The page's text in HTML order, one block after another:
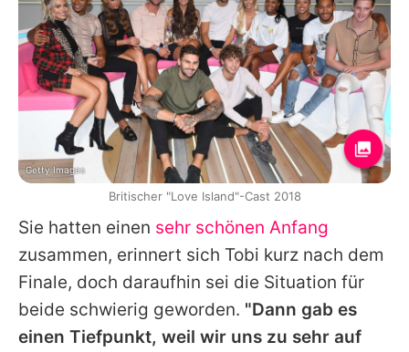
Sie hatten einen sehr schönen Anfang
zusammen, erinnert sich Tobi kurz nach dem
Finale, doch daraufhin sei die Situation für
beide schwierig geworden. "Dann gab es
einen Tiefpunkt, weil wir uns zu sehr auf
Getty Images
Britischer "Love Island"-Cast 2018